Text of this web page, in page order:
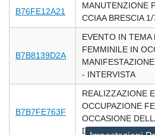
B76FE12A21
MANUTENZIONE
CCIAA BRESCIA
B7B8139D2A
EVENTO IN TEMA
FEMMINILE IN
- INTERVISTA
B7B7FE763F
REALIZZAZIONE
OCCUPAZIONE
OCCASIONE
DOMANI LAVORO